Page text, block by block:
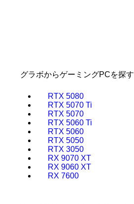
グラボからゲーミングPCを探す
RTX 5080
RTX 5070 Ti
RTX 5070
RTX 5060 Ti
RTX 5060
RTX 5050
RTX 3050
RX 9070 XT
RX 9060 XT
RX 7600